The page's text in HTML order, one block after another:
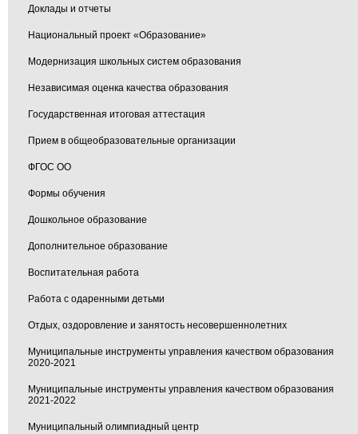
Доклады и отчеты
Национальный проект «Образование»
Модернизация школьных систем образования
Независимая оценка качества образования
Государственная итоговая аттестация
Прием в общеобразовательные организации
ФГОС ОО
Формы обучения
Дошкольное образование
Дополнительное образование
Воспитательная работа
Работа с одаренными детьми
Отдых, оздоровление и занятость несовершеннолетних
Муниципальные инструменты управления качеством образования
2020-2021
Муниципальные инструменты управления качеством образования
2021-2022
Муниципальный олимпиадный центр